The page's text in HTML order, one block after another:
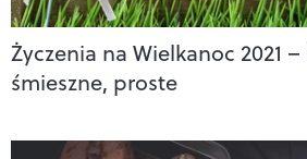
Życzenia na Wielkanoc 2021
śmieszne, proste